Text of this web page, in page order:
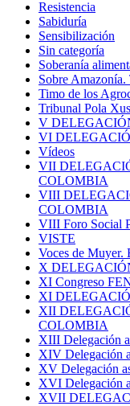
Resistencia
Sabiduría
Sensibilización
Sin categoría
Soberanía
Sobre
Timo de los
Tribunal Pola
V
VI
Vídeos
VII
COLOMBIA
VIII
COLOMBIA
VIII Foro Social
VISTE
Voces de Muyer.
X
XI Congreso
XI
XII
COLOMBIA
XIII Delegación
XIV Delegación
XV Delegación
XVI Delegación
XVII